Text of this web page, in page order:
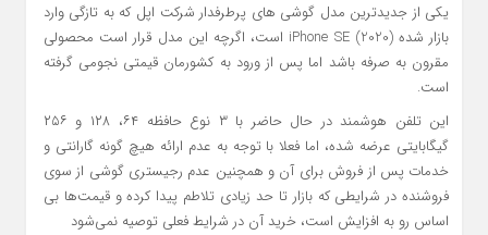
یکی از جدیدترین مدل گوشی های پرطرفدار شرکت اپل که به تازگی وارد
بازار شده iPhone SE (2020) است، اگرچه این مدل قرار است محصولی
مقرون به صرفه باشد اما پس از ورود به کشورمان قیمتی نجومی گرفته
است.
این تلفن هوشمند در حال حاضر با ۳ نوع حافظه ۶۴، ۱۲۸ و ۲۵۶
گیگابایتی عرضه شده، اما فعلا با توجه به عدم ارائه هیچ گونه گارانتی و
خدمات پس از فروش برای آن و همچنین عدم رجیستری گوشی از سوی
فروشنده در شرایطی که بازار تا حد زیادی تلاطم پیدا کرده و قیمت‌ها بی
اساس رو به افزایش است، خرید آن در شرایط فعلی توصیه نمی‌شود